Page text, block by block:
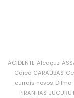
ACIDENTE Alcaçuz
Caicó CARAÚBAS
currais novos Dilma
PIRANHAS